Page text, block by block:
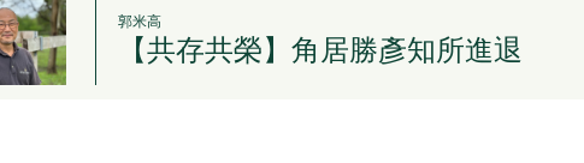
郭米高
【共存共榮】角居勝彥知所進退